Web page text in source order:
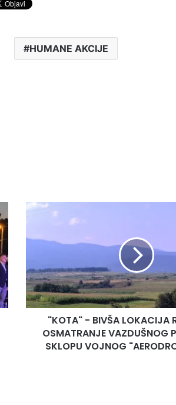
HUMANE AKCIJE
"KOTA"
LOKACIJA
ZA
OSMATRANJE
VAZDUŠNOG
PROSTORA
SKLOPU
VOJNOG
"KOTA" - BIVŠA LOKACIJA
OSMATRANJE VAZDUŠNOG
SKLOPU VOJNOG